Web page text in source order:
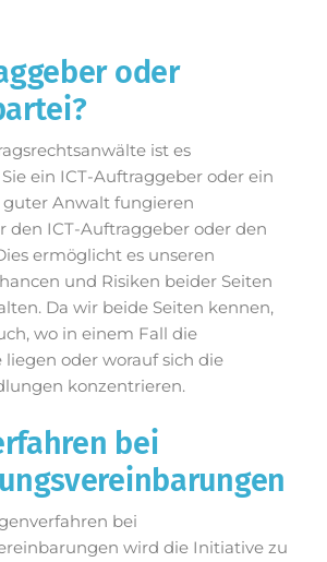
oder
ist es
ein ICT-Auftraggeber oder ein
guter Anwalt fungieren
den ICT-Auftraggeber oder den
ermöglicht es unseren
und Risiken beider Seiten
Da wir beide Seiten kennen,
wo in einem Fall die
oder worauf sich die
konzentrieren.
bei
bei
wird die Initiative zu